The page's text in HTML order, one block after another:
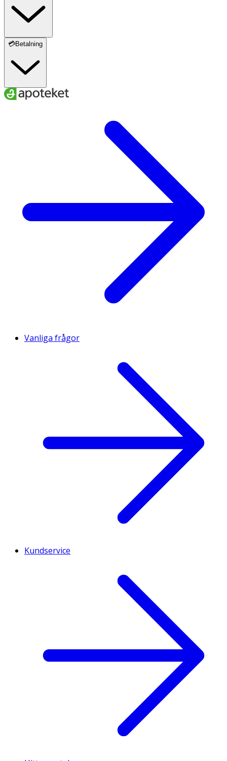
💳Betalning
Vanliga frågor
Kundservice